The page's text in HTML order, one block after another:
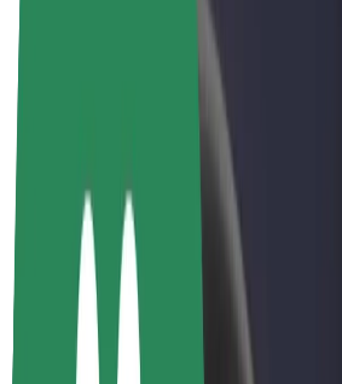
Keress a Bolttal
Sofőrök
Sofőr kereset
Futárok